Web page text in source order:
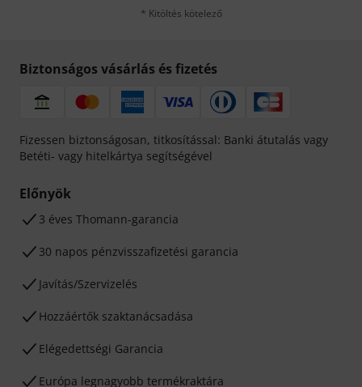
* Kitöltés kötelező
Biztonságos vásárlás és fizetés
Fizessen biztonságosan, titkosítással: Banki átutalás vagy
Betéti- vagy hitelkártya segítségével
Előnyök
3 éves Thomann-garancia
30 napos pénzvisszafizetési garancia
Javítás/Szervizelés
Hozzáértők szaktanácsadása
Elégedettségi Garancia
Európa legnagyobb termékraktára